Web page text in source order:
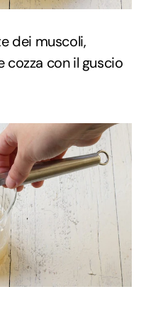
dei muscoli,
con il guscio